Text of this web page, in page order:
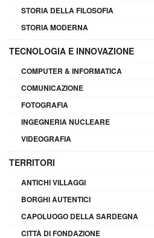
STORIA DELLA FILOSOFIA
STORIA MODERNA
TECNOLOGIA E INNOVAZIONE
COMPUTER & INFORMATICA
COMUNICAZIONE
FOTOGRAFIA
INGEGNERIA NUCLEARE
VIDEOGRAFIA
TERRITORI
ANTICHI VILLAGGI
BORGHI AUTENTICI
CAPOLUOGO DELLA SARDEGNA
CITTÀ DI FONDAZIONE